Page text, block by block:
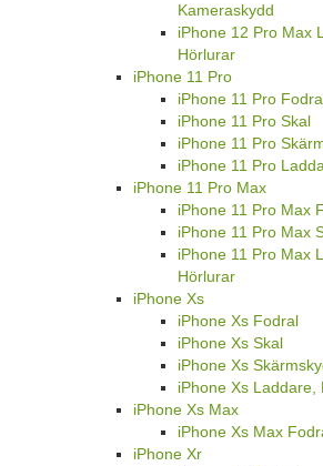
Kameraskydd
iPhone 12 Pro Max
Hörlurar
iPhone 11 Pro
iPhone 11 Pro
iPhone 11 Pro Skal
iPhone 11 Pro
iPhone 11 Pro
iPhone 11 Pro Max
iPhone 11 Pro Max
iPhone 11 Pro Max
iPhone 11 Pro Max
Hörlurar
iPhone Xs
iPhone Xs Fodral
iPhone Xs Skal
iPhone Xs
iPhone Xs Laddare,
iPhone Xs Max
iPhone Xs Max
iPhone Xr